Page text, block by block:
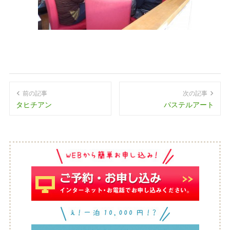
前の記事
タヒチアン
次の記事
パステルアート